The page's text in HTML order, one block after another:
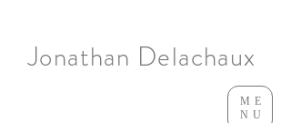
Jonathan Delachaux
ME
NU